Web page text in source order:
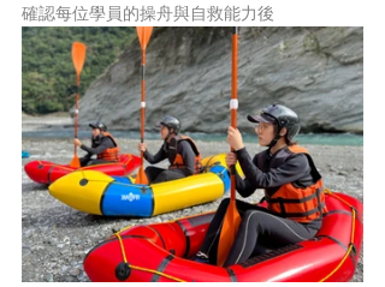
確認每位學員的操舟與自救能力後